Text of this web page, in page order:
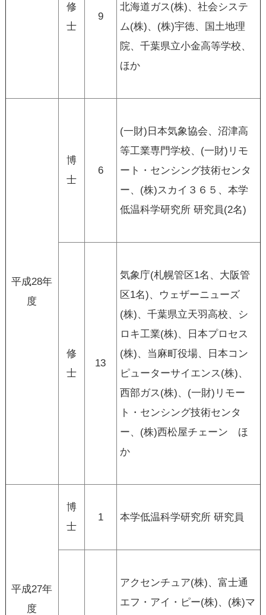
修
士
9
北海道ガス(株)、社会システ
ム(株)、(株)宇徳、国土地理
院、千葉県立小金高等学校、
ほか
平成28年
度
博
士
6
(一財)日本気象協会、沼津高
等工業専門学校、(一財)リモ
ート・センシング技術センタ
ー、(株)スカイ３６５、本学
低温科学研究所 研究員(2名)
修
士
13
気象庁(札幌管区1名、大阪管
区1名)、ウェザーニューズ
(株)、千葉県立天羽高校、シ
ロキ工業(株)、日本プロセス
(株)、当麻町役場、日本コン
ピューターサイエンス(株)、
西部ガス(株)、(一財)リモー
ト・センシング技術センタ
ー、(株)西松屋チェーン ほ
か
平成27年
度
博
士
1 本学低温科学研究所 研究員
アクセンチュア(株)、富士通
エフ・アイ・ピー(株)、(株)マ